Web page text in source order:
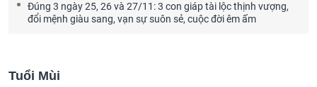
Đúng 3 ngày 25, 26 và 27/11: 3 con giáp tài lộc thịnh vượng,
đổi mệnh giàu sang, vạn sự suôn sẻ, cuộc đời êm ấm
Tuổi Mùi